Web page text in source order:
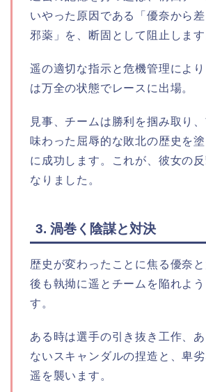
いやった原因である「優奈から
邪薬」を、断固として阻止します
遥の適切な指示と危機管理によ
は万全の状態でレースに出場。
見事、チームは勝利を掴み取り
味わった屈辱的な敗北の歴史を
に成功します。これが、彼女の
なりました。
3. 渦巻く陰謀と対決
歴史が変わったことに焦る優奈
後も執拗に遥とチームを陥れよう
す。
ある時は選手の引き抜き工作、
ないスキャンダルの捏造と、卑
遥を襲います。